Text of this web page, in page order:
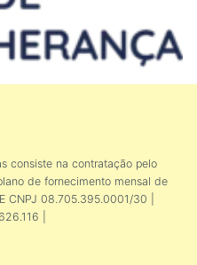
consiste na contratação pelo
de fornecimento mensal de
CNPJ 08.705.395.0001/30 |
|